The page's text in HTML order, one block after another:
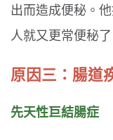
出而造成便秘。
人就又更常便秘了
原因三：腸道
先天性巨結腸症